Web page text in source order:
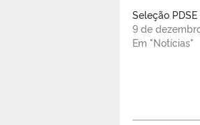
Seleção
9 de
Em "Notícias"